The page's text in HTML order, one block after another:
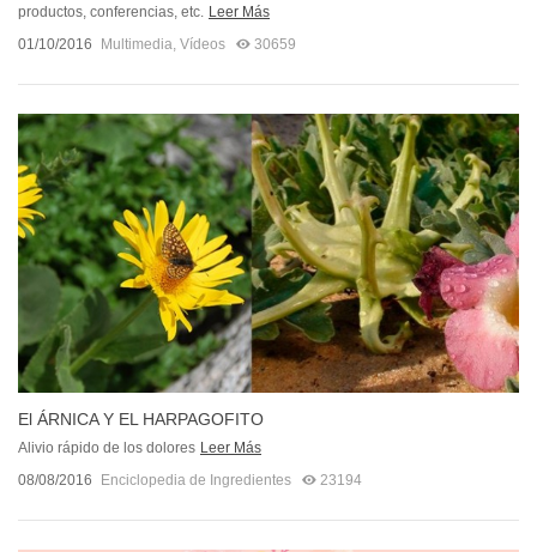
productos, conferencias, etc. Leer Más
01/10/2016
Multimedia Vídeos 30659
El ÁRNICA Y EL HARPAGOFITO
Alivio rápido de los dolores Leer Más
08/08/2016
Enciclopedia de Ingredientes 23194